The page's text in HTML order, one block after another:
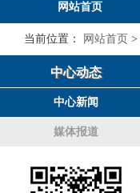
网站首页
当前位置： 网站首页 >
中心动态
中心新闻
媒体报道